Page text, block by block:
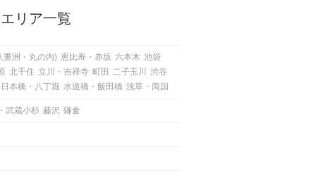
になれる対処法から、恋愛・自分磨
き・趣味などジャンル別の楽しいこ
とを探している方は必見です。
リア一覧
重洲・丸の内) 恵比寿・赤坂 六本木 池袋
北千住 立川・吉祥寺 町田 二子玉川
渋谷
日本橋・八丁堀 水道橋・飯田橋 浅草・両国
武蔵小杉 藤沢 鎌倉